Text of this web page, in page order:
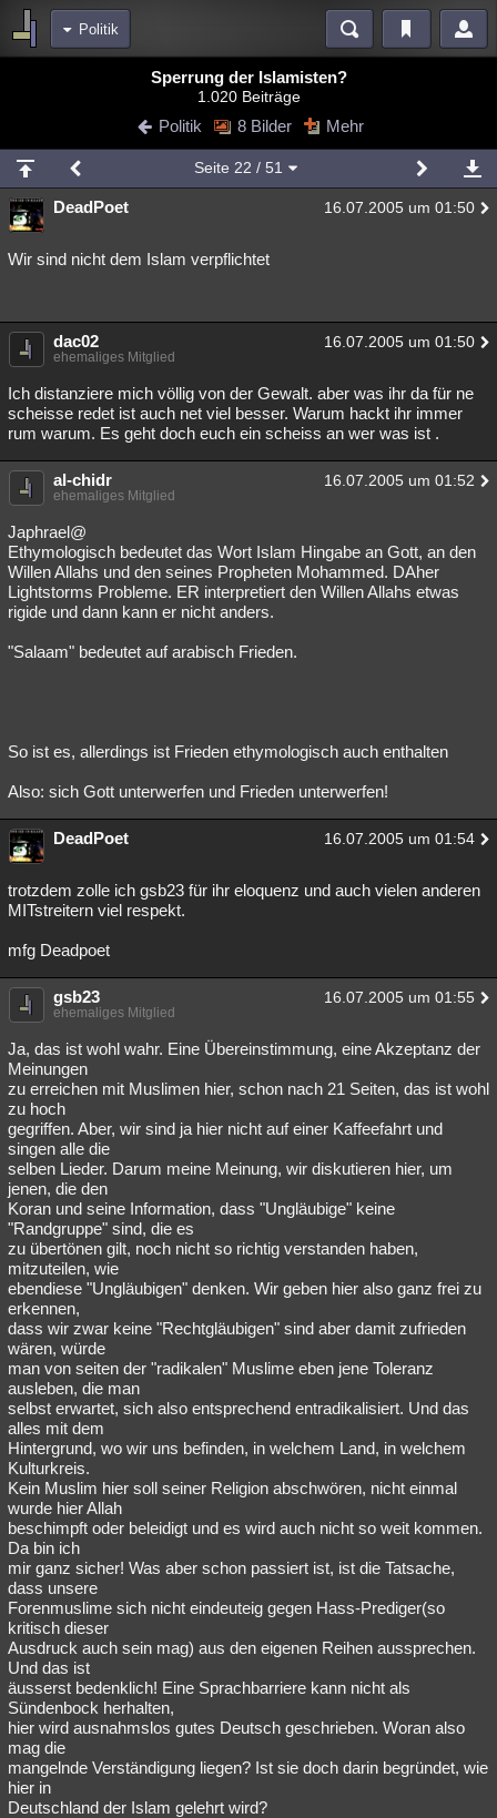
Politik
Blogs Videos
Chat Wiki Neuigkeiten
meine Rubriken
Menschen Wissenschaft Mystery Kriminalfälle
Spiritualität Verschwörungen Technologie
weitere Rubriken
Philosophie Träume
Astronomie Helpdesk Gruppen Gaming Filme
Übersichten
Lesenswert Schlüsselwörter
Sperrung der Islamisten?
1.020 Beiträge
Politik 8 Bilder Mehr
Seite 22 / 51
DeadPoet 16.07.2005 um 01:50
Wir sind nicht dem Islam verpflichtet
dac02 16.07.2005 um 01:50
ehemaliges Mitglied
Ich distanziere mich völlig von der Gewalt. aber was ihr da für ne
scheisse redet ist auch net viel besser. Warum hackt ihr immer
rum warum. Es geht doch euch ein scheiss an wer was ist .
al-chidr 16.07.2005 um 01:52
ehemaliges Mitglied
Japhrael@
Ethymologisch bedeutet das Wort Islam Hingabe an Gott, an den
Willen Allahs und den seines Propheten Mohammed. DAher
Lightstorms Probleme. ER interpretiert den Willen Allahs etwas
rigide und dann kann er nicht anders.
"Salaam" bedeutet auf arabisch Frieden.
So ist es, allerdings ist Frieden ethymologisch auch enthalten
Also: sich Gott unterwerfen und Frieden unterwerfen!
DeadPoet 16.07.2005 um 01:54
trotzdem zolle ich gsb23 für ihr eloquenz und auch vielen anderen
MITstreitern viel respekt.
mfg Deadpoet
gsb23 16.07.2005 um 01:55
ehemaliges Mitglied
Ja, das ist wohl wahr. Eine Übereinstimmung, eine Akzeptanz der
Meinungen
zu erreichen mit Muslimen hier, schon nach 21 Seiten, das ist wohl
zu hoch
gegriffen. Aber, wir sind ja hier nicht auf einer Kaffeefahrt und
singen alle die
selben Lieder. Darum meine Meinung, wir diskutieren hier, um
jenen, die den
Koran und seine Information, dass "Ungläubige" keine
"Randgruppe" sind, die es
zu übertönen gilt, noch nicht so richtig verstanden haben,
mitzuteilen, wie
ebendiese "Ungläubigen" denken. Wir geben hier also ganz frei zu
erkennen,
dass wir zwar keine "Rechtgläubigen" sind aber damit zufrieden
wären, würde
man von seiten der "radikalen" Muslime eben jene Toleranz
ausleben, die man
selbst erwartet, sich also entsprechend entradikalisiert. Und das
alles mit dem
Hintergrund, wo wir uns befinden, in welchem Land, in welchem
Kulturkreis.
Kein Muslim hier soll seiner Religion abschwören, nicht einmal
wurde hier Allah
beschimpft oder beleidigt und es wird auch nicht so weit kommen.
Da bin ich
mir ganz sicher! Was aber schon passiert ist, ist die Tatsache,
dass unsere
Forenmuslime sich nicht eindeuteig gegen Hass-Prediger(so
kritisch dieser
Ausdruck auch sein mag) aus den eigenen Reihen aussprechen.
Und das ist
äusserst bedenklich! Eine Sprachbarriere kann nicht als
Sündenbock herhalten,
hier wird ausnahmslos gutes Deutsch geschrieben. Woran also
mag die
mangelnde Verständigung liegen? Ist sie doch darin begründet, wie
hier in
Deutschland der Islam gelehrt wird?